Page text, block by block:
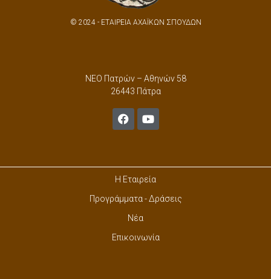
© 2024 - ΕΤΑΙΡΕΙΑ ΑΧΑΪΚΩΝ ΣΠΟΥΔΩΝ
ΝΕΟ Πατρών – Αθηνών 58
26443 Πάτρα
Η Εταιρεία
Προγράμματα - Δράσεις
Νέα
Επικοινωνία